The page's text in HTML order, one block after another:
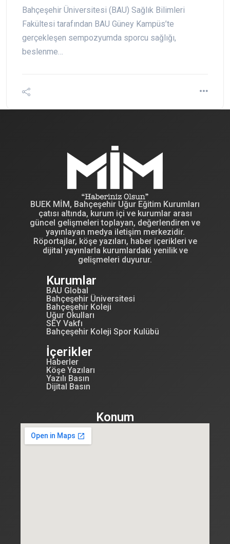
Bahçeşehir Üniversitesi (BAU) Sağlık Bilimleri
Fakültesi tarafından BAU Güney Kampüs’te
gerçekleşen sempozyumda sporcu sağlığı,
beslenme…
BUEK MİM, Bahçeşehir Uğur Eğitim Kurumları
çatısı altında, kurum içi ve kurumlar arası
güncel gelişmeleri toplayan, değerlendiren ve
yayınlayan medya iletişim merkezidir.
Röportajlar, köşe yazıları, haber içerikleri ve
dijital yayınlarla kurumlardaki yenilik ve
gelişmeleri duyurur.
Kurumlar
BAU Global
Bahçeşehir Üniversitesi
Bahçeşehir Koleji
Uğur Okulları
SEY Vakfı
Bahçeşehir Koleji Spor Kulübü
İçerikler
Haberler
Köşe Yazıları
Yazılı Basın
Dijital Basın
Konum